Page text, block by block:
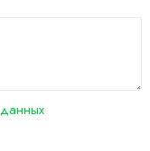
данных